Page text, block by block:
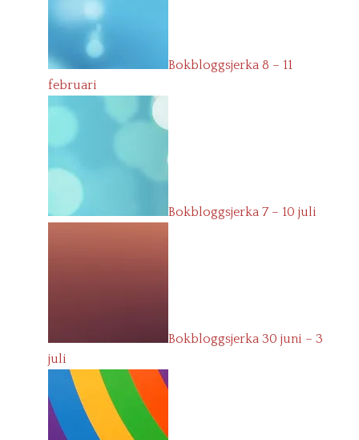
Bokbloggsjerka 8 – 11
februari
Bokbloggsjerka 7 – 10 juli
Bokbloggsjerka 30 juni – 3
juli